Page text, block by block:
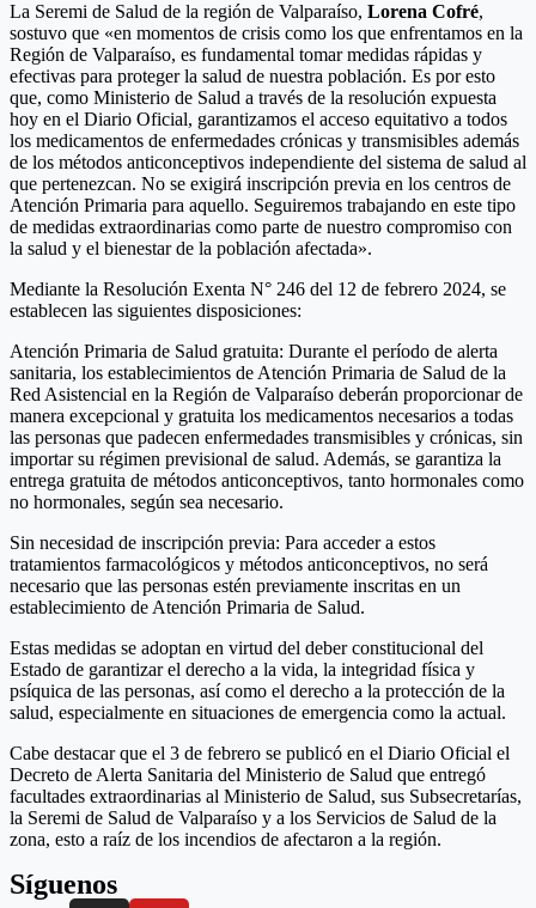
La Seremi de Salud de la región de Valparaíso, Lorena Cofré,
sostuvo que «en momentos de crisis como los que enfrentamos en la
Región de Valparaíso, es fundamental tomar medidas rápidas y
efectivas para proteger la salud de nuestra población. Es por esto
que, como Ministerio de Salud a través de la resolución expuesta
hoy en el Diario Oficial, garantizamos el acceso equitativo a todos
los medicamentos de enfermedades crónicas y transmisibles además
de los métodos anticonceptivos independiente del sistema de salud al
que pertenezcan. No se exigirá inscripción previa en los centros de
Atención Primaria para aquello. Seguiremos trabajando en este tipo
de medidas extraordinarias como parte de nuestro compromiso con
la salud y el bienestar de la población afectada».
Mediante la Resolución Exenta N° 246 del 12 de febrero 2024, se
establecen las siguientes disposiciones:
Atención Primaria de Salud gratuita: Durante el período de alerta
sanitaria, los establecimientos de Atención Primaria de Salud de la
Red Asistencial en la Región de Valparaíso deberán proporcionar de
manera excepcional y gratuita los medicamentos necesarios a todas
las personas que padecen enfermedades transmisibles y crónicas, sin
importar su régimen previsional de salud. Además, se garantiza la
entrega gratuita de métodos anticonceptivos, tanto hormonales como
no hormonales, según sea necesario.
Sin necesidad de inscripción previa: Para acceder a estos
tratamientos farmacológicos y métodos anticonceptivos, no será
necesario que las personas estén previamente inscritas en un
establecimiento de Atención Primaria de Salud.
Estas medidas se adoptan en virtud del deber constitucional del
Estado de garantizar el derecho a la vida, la integridad física y
psíquica de las personas, así como el derecho a la protección de la
salud, especialmente en situaciones de emergencia como la actual.
Cabe destacar que el 3 de febrero se publicó en el Diario Oficial el
Decreto de Alerta Sanitaria del Ministerio de Salud que entregó
facultades extraordinarias al Ministerio de Salud, sus Subsecretarías,
la Seremi de Salud de Valparaíso y a los Servicios de Salud de la
zona, esto a raíz de los incendios de afectaron a la región.
Síguenos